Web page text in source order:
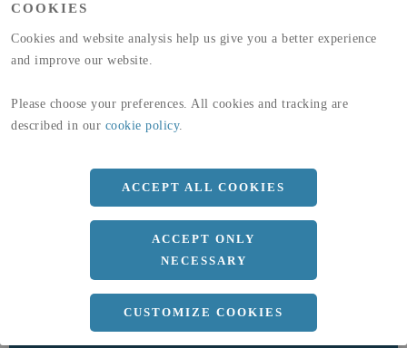
COOKIES
Cookies and website analysis help us give you a better experience
and improve our website.
Please choose your preferences. All cookies and tracking are
described in our cookie policy.
ACCEPT ALL COOKIES
ACCEPT ONLY
NECESSARY
CUSTOMIZE COOKIES
UTFÖRANDE YTA
(A1-A3)
GLOBAL WARMING POTENTIAL
DIMENSIONER
a
28 MM